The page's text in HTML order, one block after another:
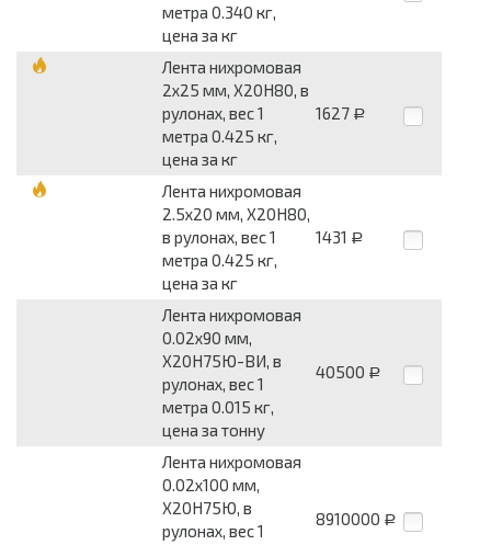
метра 0.340 кг,
цена за кг
Лента нихромовая
2x25 мм, Х20Н80, в
рулонах, вес 1
метра 0.425 кг,
цена за кг
1627 Р
Лента нихромовая
2.5x20 мм, Х20Н80,
в рулонах, вес 1
метра 0.425 кг,
цена за кг
1431 Р
Лента нихромовая
0.02x90 мм,
Х20Н75Ю-ВИ, в
рулонах, вес 1
метра 0.015 кг,
цена за тонну
40500 Р
Лента нихромовая
0.02x100 мм,
Х20Н75Ю, в
рулонах, вес 1
8910000 Р